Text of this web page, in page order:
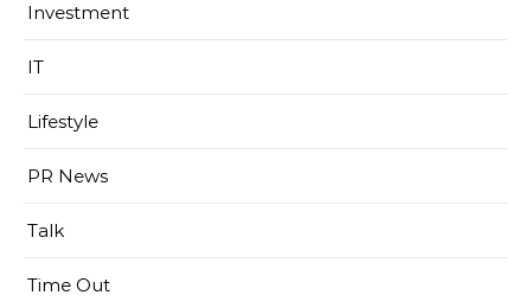
Investment
IT
Lifestyle
PR News
Talk
Time Out